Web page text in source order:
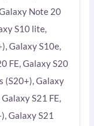
Note 20
S10 lite,
Galaxy S10e,
FE, Galaxy S20
(S20+), Galaxy
S21 FE,
Galaxy S21